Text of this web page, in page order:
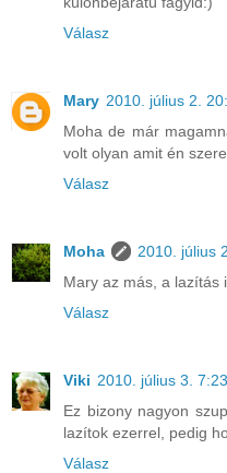
Válasz
Mary 2010. július 2.
Moha de már
volt olyan amit én
Válasz
Moha
2010. július
Mary az más, a lazítás
Válasz
Viki 2010. július 3. 7:23
Ez bizony nagyon
lazítok ezerrel, pedig
Válasz